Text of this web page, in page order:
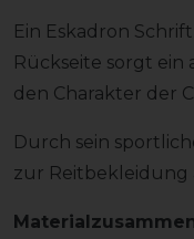
Ein Eskadron
Rückseite sorgt
den Charakter der
Durch sein
zur Reitbekleidung